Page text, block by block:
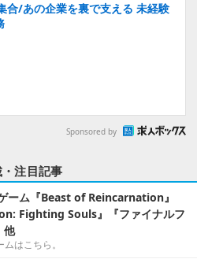
合/あの企業を裏で支える 未経験
Sponsored by
・注目記事
ーム『Beast of Reincarnation』
Fighting Souls』『ファイナルフ
他
はこちら。